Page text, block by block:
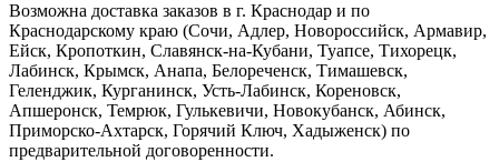
Возможна доставка заказов в г. Краснодар и по
Краснодарскому краю (Сочи, Адлер, Новороссийск, Армавир,
Ейск, Кропоткин, Славянск-на-Кубани, Туапсе, Тихорецк,
Лабинск, Крымск, Анапа, Белореченск, Тимашевск,
Геленджик, Курганинск, Усть-Лабинск, Кореновск,
Апшеронск, Темрюк, Гулькевичи, Новокубанск, Абинск,
Приморско-Ахтарск, Горячий Ключ, Хадыженск) по
предварительной договоренности.